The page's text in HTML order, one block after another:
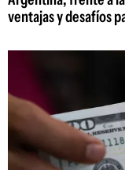
ventajas y desafíos